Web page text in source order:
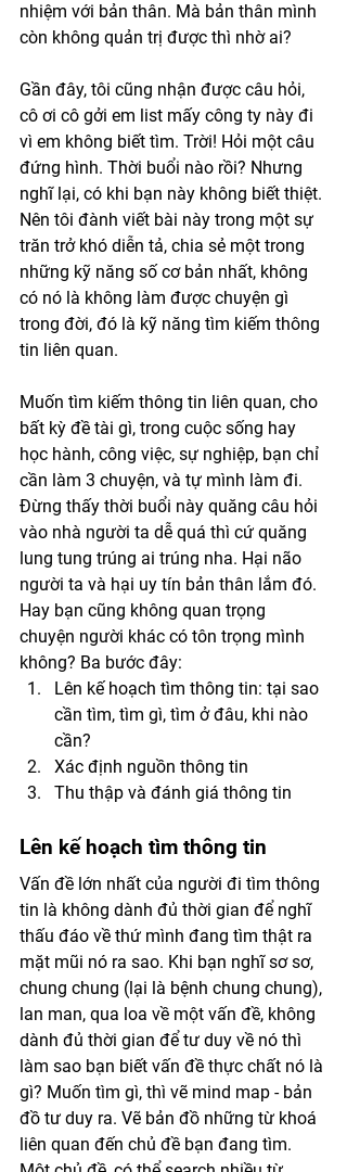
nhiệm với bản thân. Mà bản thân mình
còn không quản trị được thì nhờ ai?
Gần đây, tôi cũng nhận được câu hỏi,
cô ơi cô gởi em list mấy công ty này đi
vì em không biết tìm. Trời! Hỏi một câu
đứng hình. Thời buổi nào rồi? Nhưng
nghĩ lại, có khi bạn này không biết thiệt.
Nên tôi đành viết bài này trong một sự
trăn trở khó diễn tả, chia sẻ một trong
những kỹ năng số cơ bản nhất, không
có nó là không làm được chuyện gì
trong đời, đó là kỹ năng tìm kiếm thông
tin liên quan.
Muốn tìm kiếm thông tin liên quan, cho
bất kỳ đề tài gì, trong cuộc sống hay
học hành, công việc, sự nghiệp, bạn chỉ
cần làm 3 chuyện, và tự mình làm đi.
Đừng thấy thời buổi này quăng câu hỏi
vào nhà người ta dễ quá thì cứ quăng
lung tung trúng ai trúng nha. Hại não
người ta và hại uy tín bản thân lắm đó.
Hay bạn cũng không quan trọng
chuyện người khác có tôn trọng mình
không? Ba bước đây:
Lên kế hoạch tìm thông tin: tại sao
cần tìm, tìm gì, tìm ở đâu, khi nào
cần?
Xác định nguồn thông tin
Thu thập và đánh giá thông tin
Lên kế hoạch tìm thông tin
Vấn đề lớn nhất của người đi tìm thông
tin là không dành đủ thời gian để nghĩ
thấu đáo về thứ mình đang tìm thật ra
mặt mũi nó ra sao. Khi bạn nghĩ sơ sơ,
chung chung (lại là bệnh chung chung),
lan man, qua loa về một vấn đề, không
dành đủ thời gian để tư duy về nó thì
làm sao bạn biết vấn đề thực chất nó là
gì? Muốn tìm gì, thì vẽ mind map - bản
đồ tư duy ra. Vẽ bản đồ những từ khoá
liên quan đến chủ đề bạn đang tìm.